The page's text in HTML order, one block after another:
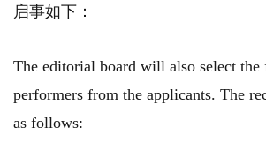
启事如下：
The editorial board will also select the
performers from the applicants. The
as follows: